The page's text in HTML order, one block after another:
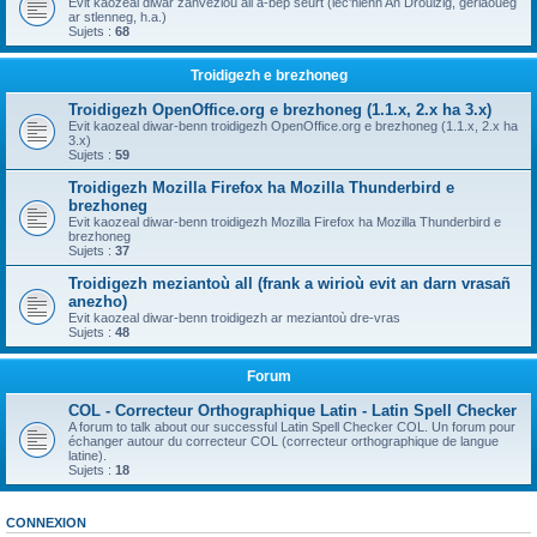
ar stlenneg, h.a.)
Sujets : 68
Troidigezh e brezhoneg
Troidigezh OpenOffice.org e brezhoneg (1.1.x, 2.x ha 3.x)
Evit kaozeal diwar-benn troidigezh OpenOffice.org e brezhoneg (1.1.x, 2.x ha
3.x)
Sujets : 59
Troidigezh Mozilla Firefox ha Mozilla Thunderbird e
brezhoneg
Evit kaozeal diwar-benn troidigezh Mozilla Firefox ha Mozilla Thunderbird e
brezhoneg
Sujets : 37
Troidigezh meziantoù all (frank a wirioù evit an darn vrasañ
anezho)
Evit kaozeal diwar-benn troidigezh ar meziantoù dre-vras
Sujets : 48
Forum
COL - Correcteur Orthographique Latin - Latin Spell Checker
A forum to talk about our successful Latin Spell Checker COL. Un forum pour
échanger autour du correcteur COL (correcteur orthographique de langue
latine).
Sujets : 18
CONNEXION